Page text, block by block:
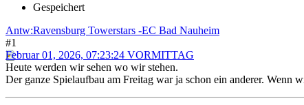
Gespeichert
Antw:Ravensburg Towerstars -EC Bad Nauheim
#1
Februar 01, 2026, 07:23:24 VORMITTAG
Heute werden wir sehen wo wir stehen.
Der ganze Spielaufbau am Freitag war ja schon ein anderer. Wenn